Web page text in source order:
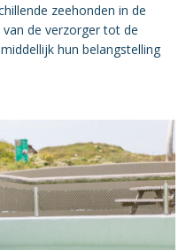
zeehonden in de
de verzorger tot de
hun belangstelling